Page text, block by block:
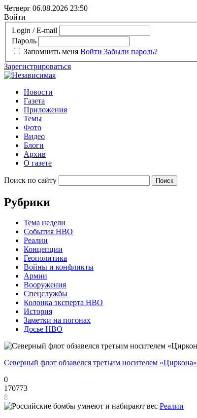
Четверг 06.08.2026 23:50
Войти
Login / E-mail
Пароль
Запомнить меня Войти Забыли пароль?
Зарегистрироваться
Новости
Газета
Приложения
Темы
Фото
Видео
Блоги
Архив
О газете
Поиск по сайту
Рубрики
Тема недели
События НВО
Реалии
Концепции
Геополитика
Войны и конфликты
Армии
Вооружения
Спецслужбы
Колонка эксперта НВО
История
Заметки на погонах
Досье НВО
Северный флот обзавелся третьим носителем «Циркона»
0
170773
8
Реалии